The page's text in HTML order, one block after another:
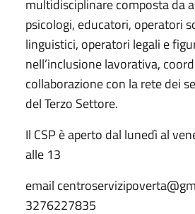
multidisciplinare composta da
psicologi, educatori, operatori
linguistici, operatori legali e
nell’inclusione lavorativa,
collaborazione con la rete dei
del Terzo Settore.
Il CSP è aperto dal lunedì al
alle 13
email
3276227835